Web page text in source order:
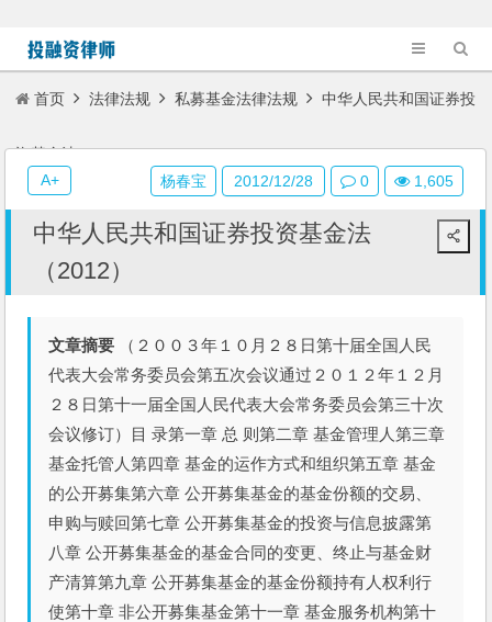
首页 法律法规 私募基金法律法规 中华人民共和国证券投
资基金法（2012）
中华人民共和国证券投资基金法
（2012）
文章摘要 （２００３年１０月２８日第十届全国人民
代表大会常务委员会第五次会议通过２０１２年１２月
２８日第十一届全国人民代表大会常务委员会第三十次
会议修订）目 录第一章 总 则第二章 基金管理人第三章
基金托管人第四章 基金的运作方式和组织第五章 基金
的公开募集第六章 公开募集基金的基金份额的交易、
申购与赎回第七章 公开募集基金的投资与信息披露第
八章 公开募集基金的基金合同的变更、终止与基金财
产清算第九章 公开募集基金的基金份额持有人权利行
使第十章 非公开募集基金第十一章 基金服务机构第十
杨春宝 2012/12/28 0 1,605
A+